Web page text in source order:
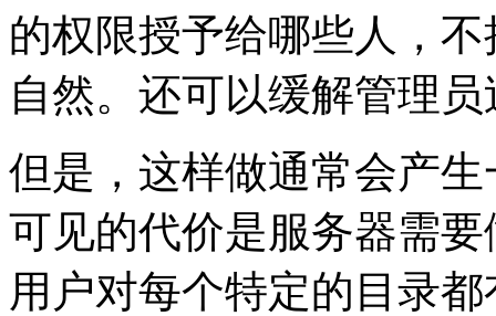
的权限授予给哪些人，
自然。还可以缓解管理
但是，这样做通常会产
可见的代价是服务器需
用户对每个特定的目录